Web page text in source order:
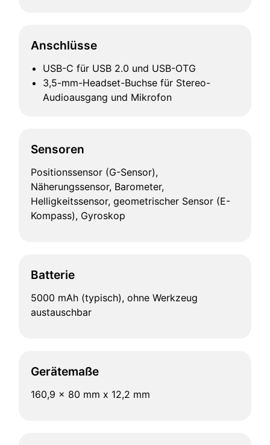
Anschlüsse
USB-C für USB 2.0 und USB-OTG
3,5-mm-Headset-Buchse für Stereo-
Audioausgang und Mikrofon
Sensoren
Positionssensor (G-Sensor),
Näherungssensor, Barometer,
Helligkeitssensor, geometrischer Sensor (E-
Kompass), Gyroskop
Batterie
5000 mAh (typisch), ohne Werkzeug
austauschbar
Gerätemaße
160,9 x 80 mm x 12,2 mm